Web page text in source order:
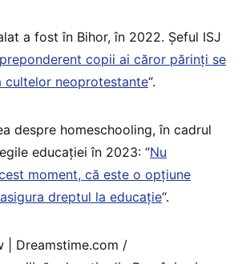
a fost în Bihor, în 2022. Șeful ISJ
copii ai căror părinți se
cultelor neoprotestante“.
despre homeschooling, în cadrul
educației în 2023: “Nu
moment, că este o opțiune
dreptul la educație“.
| Dreamstime.com /